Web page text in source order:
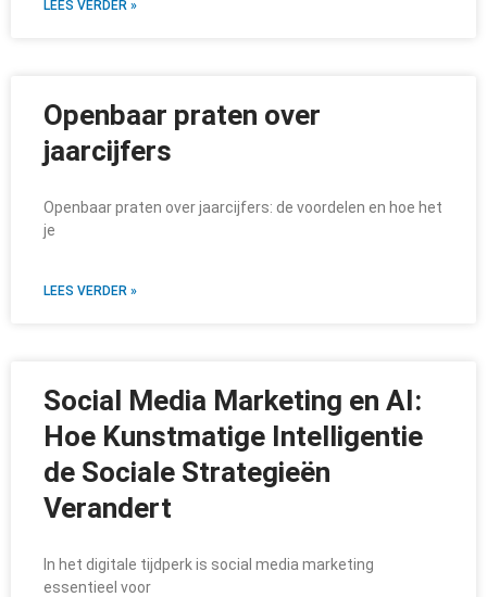
LEES VERDER »
Openbaar praten over
jaarcijfers
Openbaar praten over jaarcijfers: de voordelen en hoe het
je
LEES VERDER »
Social Media Marketing en AI:
Hoe Kunstmatige Intelligentie
de Sociale Strategieën
Verandert
In het digitale tijdperk is social media marketing
essentieel voor